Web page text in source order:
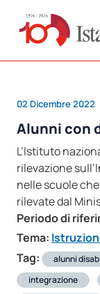
02 Dicembre 2022
Alunni con
L’Istituto
rilevazione
nelle scuole
rilevate dal
Periodo di
Tema:
Tag:
alunni
integrazione